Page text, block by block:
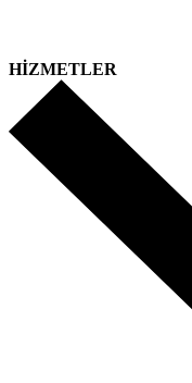
HİZMETLER